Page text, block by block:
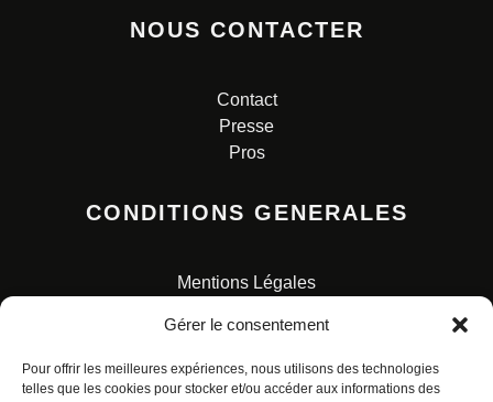
Gérer le consentement
Pour offrir les meilleures expériences, nous utilisons des technologies
telles que les cookies pour stocker et/ou accéder aux informations des
NOUS CONTACTER
Contact
Presse
Pros
CONDITIONS GENERALES
Mentions Légales
Charte pour la protection des données personnelles